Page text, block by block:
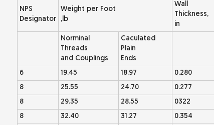
NPS
Designator
Weight per Foot
,lb
Wall
Thickness,
in
Norminal
Threads
and Couplings
Caculated
Plain
Ends
6 19.45 18.97 0.280
8
25.55 24.70 0.277
8
29.35 28.55 0322
8
32.40 31.27 0.354